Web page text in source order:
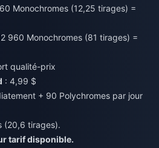
Monochromes (12,25 tirages) =
960 Monochromes (81 tirages) =
qualité-prix
: 4,99 $
+ 90 Polychromes par jour
(20,6 tirages).
tarif disponible.